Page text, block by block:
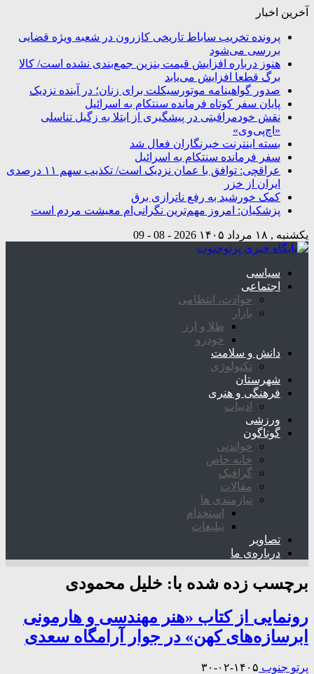
آخرین اخبار
پرونده تخریب ساباط تاریخی کازرون در شعبه ویژه قضایی
بررسی می‌شود
هنوز درباره افزایش قیمت بنزین جمع‌بندی نشده است/ کالا
برگ قطعا افزایش می‌یابد
صدور گواهینامه موتورسیکلت برای زنان؛ در آینده نزدیک
پایان سفر کوتاه فرمانده سنتکام به اسرائیل
نقش خودمراقبتی در پیشگیری از ابتلا به زگیل تناسلی
«اچ‌پی‌وی»
بسته اینترنت خبرنگاران فعال شد
سفر فرمانده سنتکام به اسرائیل
عراقچی: توافق با عمان نزدیک است/ تکذیب سهم ۱۱ درصدی
ایران از خزر
کمک خورشید به رفع ناترازی برق
پزشکیان: امروز مهم‌ترین نگرانی‌ام معیشت مردم است
یکشنبه , ۱۸ مرداد ۱۴۰۵ 2026 - 08 - 09
سیاسی
اجتماعی
حوادث، انتظامی
بازار
طلا و ارز
خودرو
دانش و سلامت
تکنولوژی
شهرستان
فرهنگی و هنری
ادبیات
ورزشی
گوناگون
خواندنی
خانه خاص
گرافیک
مقالات
نیازمندی ها
استخدام
تبلیغات
تصاویر
درباره‌ی ما
برچسب زده شده با: خلیل محمودی
رونمایی از کتاب «هنر مهندسی و هارمونی
ابرسازه‌های کهن» در جوار آرامگاه سعدی
پرتو جنوب ۱۴۰۵-۰۲-۳۰